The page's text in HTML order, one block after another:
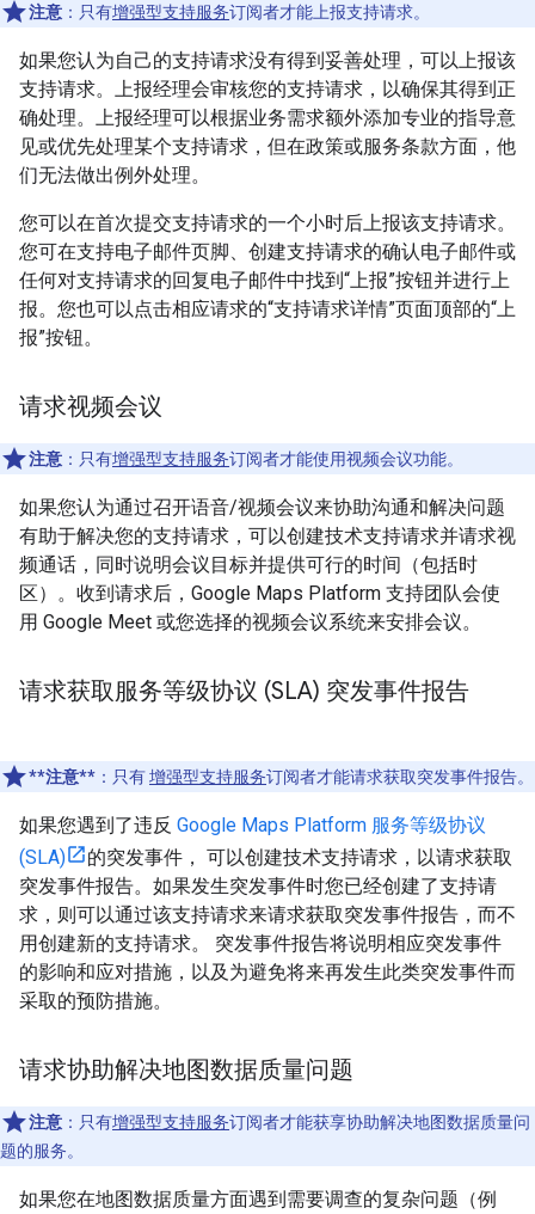
注意 ：只有增强型支持服务订阅者才能上报支持请求。
如果您认为自己的支持请求没有得到妥善处理，可以上报该
支持请求。上报经理会审核您的支持请求，以确保其得到正
确处理。上报经理可以根据业务需求额外添加专业的指导意
见或优先处理某个支持请求，但在政策或服务条款方面，他
们无法做出例外处理。
您可以在首次提交支持请求的一个小时后上报该支持请求。
您可在支持电子邮件页脚、创建支持请求的确认电子邮件或
任何对支持请求的回复电子邮件中找到“上报”按钮并进行上
报。您也可以点击相应请求的“支持请求详情”页面顶部的“上
报”按钮。
请求视频会议
注意 ：只有增强型支持服务订阅者才能使用视频会议功能。
如果您认为通过召开语音/视频会议来协助沟通和解决问题
有助于解决您的支持请求，可以创建技术支持请求并请求视
频通话，同时说明会议目标并提供可行的时间（包括时
区）。收到请求后，Google Maps Platform 支持团队会使
用 Google Meet 或您选择的视频会议系统来安排会议。
请求获取服务等级协议 (SLA) 突发事件报告
**注意** ：只有增强型支持服务订阅者才能请求获取突发事件报告。
如果您遇到了违反 Google Maps Platform 服务等级协议
(SLA)
的突发事件， 可以创建技术支持请求，以请求获取
突发事件报告。如果发生突发事件时您已经创建了支持请
求，则可以通过该支持请求来请求获取突发事件报告，而不
用创建新的支持请求。 突发事件报告将说明相应突发事件
的影响和应对措施，以及为避免将来再发生此类突发事件而
采取的预防措施。
请求协助解决地图数据质量问题
注意 ：只有增强型支持服务订阅者才能获享协助解决地图数据质量问
题的服务。
如果您在地图数据质量方面遇到需要调查的复杂问题（例